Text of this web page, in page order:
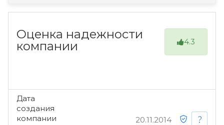
Оценка надежности
компании
4.3
Дата
создания
компании
20.11.2014